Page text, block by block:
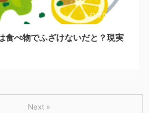
2025/5/10
食べ物でふざけないだと？現実
Next »